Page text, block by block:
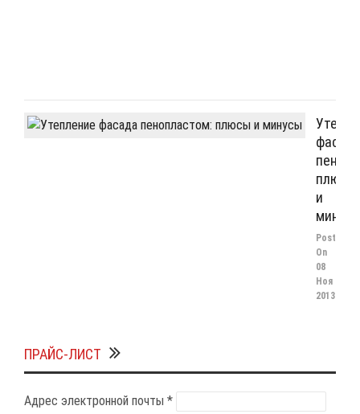
плюсы
и
Posted
On
08
Ноя
2013
ПРАЙС-ЛИСТ
Адрес электронной почты *